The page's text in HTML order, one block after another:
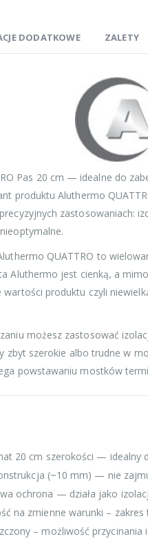
DODATKOWE ZALETY
Pas 20 cm — idealne do
produktu Aluthermo
zastosowaniach:
QUATTRO to
Aluthermo jest cienką, a
wartości produktu czyli
możesz zastosować
zbyt szerokie albo trudne w
powstawaniu mostków
20 cm szerokości — idealny
(~10 mm) — nie
ochrona — działa jako
na zmienne warunki –
– możliwość